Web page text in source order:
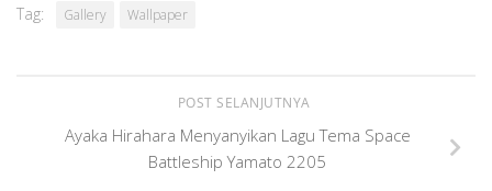
Tag: Gallery Wallpaper
POST SELANJUTNYA
Ayaka Hirahara Menyanyikan Lagu Tema Space
Battleship Yamato 2205